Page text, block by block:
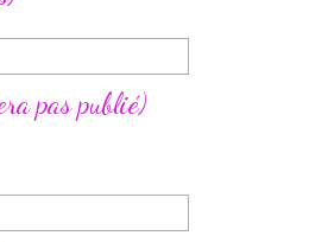
pas publié)